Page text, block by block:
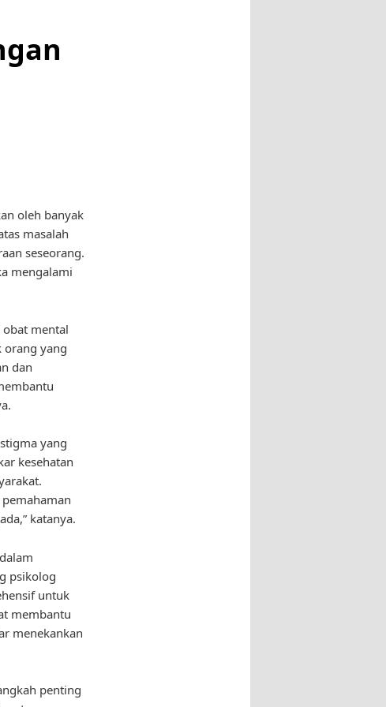
oleh banyak
masalah
seseorang.
mengalami
mental
orang yang
dan
yang
kesehatan
katanya.
psikolog
untuk
membantu
menekankan
penting